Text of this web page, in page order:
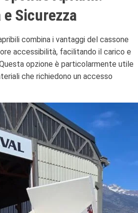
Sicurezza
combina i vantaggi del cassone
accessibilità, facilitando il carico e
opzione è particolarmente utile
che richiedono un accesso